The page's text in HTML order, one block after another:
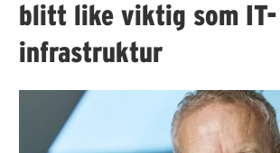
blitt like viktig som IT-
infrastruktur